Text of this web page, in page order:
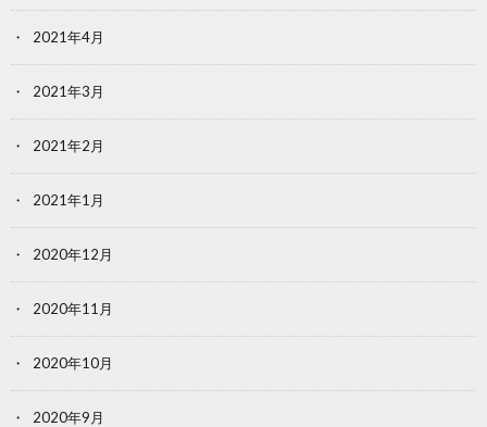
2021年4月
2021年3月
2021年2月
2021年1月
2020年12月
2020年11月
2020年10月
2020年9月